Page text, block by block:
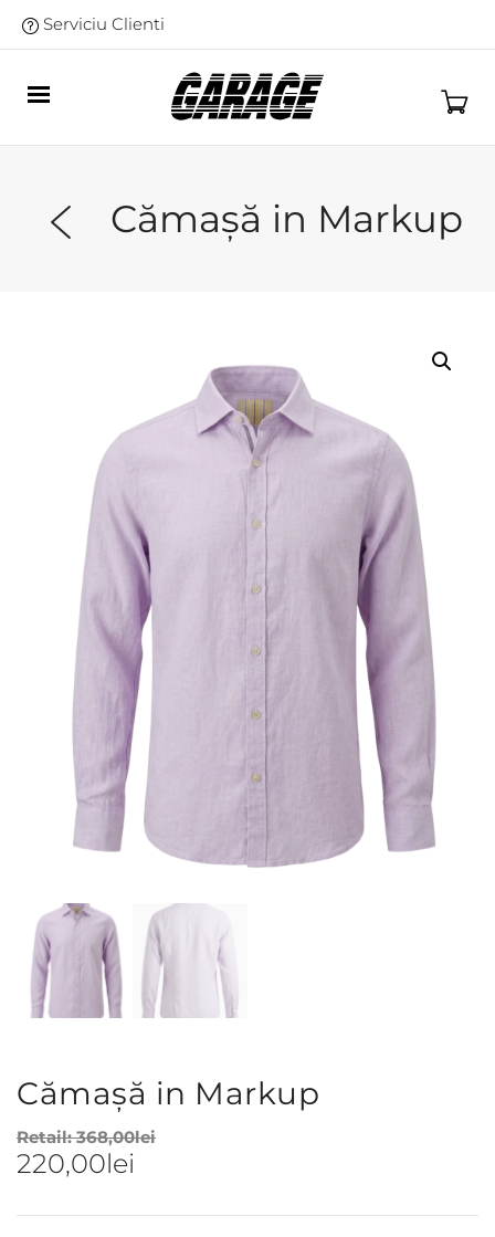
Serviciu Clienti
Cămașă in Markup
Cămașă in Markup
Retail:368,00lei
220,00lei